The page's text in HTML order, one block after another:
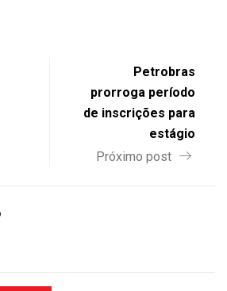
Petrobras
prorroga período
de inscrições para
estágio
Próximo post